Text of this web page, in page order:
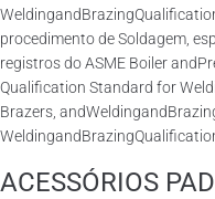
procedimento de Soldagem,
registros do ASME Boiler
Qualification Standard for
Brazers,
ACESSÓRIOS